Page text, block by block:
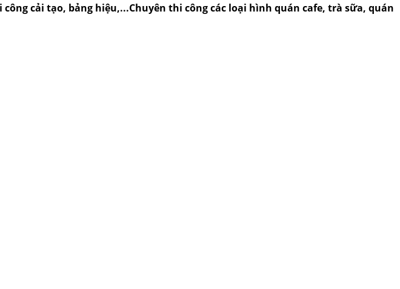
cải tạo, bảng hiệu,...Chuyên thi công các loại hình quán cafe, trà sữa, quán